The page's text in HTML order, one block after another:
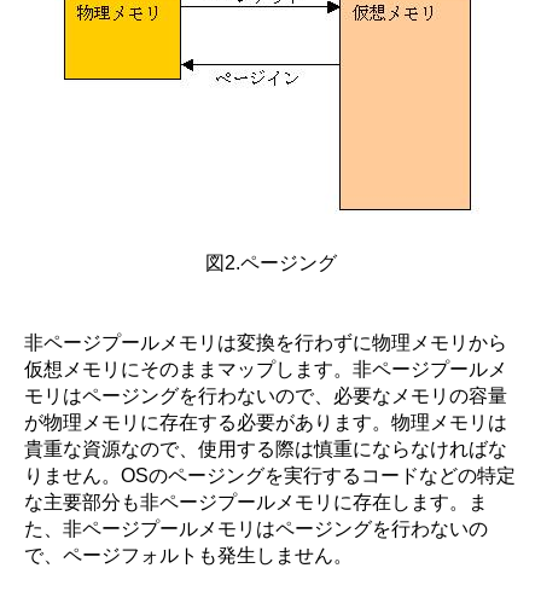
図2.ページング
非ページプールメモリは変換を行わずに物理メモリから
仮想メモリにそのままマップします。非ページプールメ
モリはページングを行わないので、必要なメモリの容量
が物理メモリに存在する必要があります。物理メモリは
貴重な資源なので、使用する際は慎重にならなければな
りません。OSのページングを実行するコードなどの特定
な主要部分も非ページプールメモリに存在します。ま
た、非ページプールメモリはページングを行わないの
で、ページフォルトも発生しません。